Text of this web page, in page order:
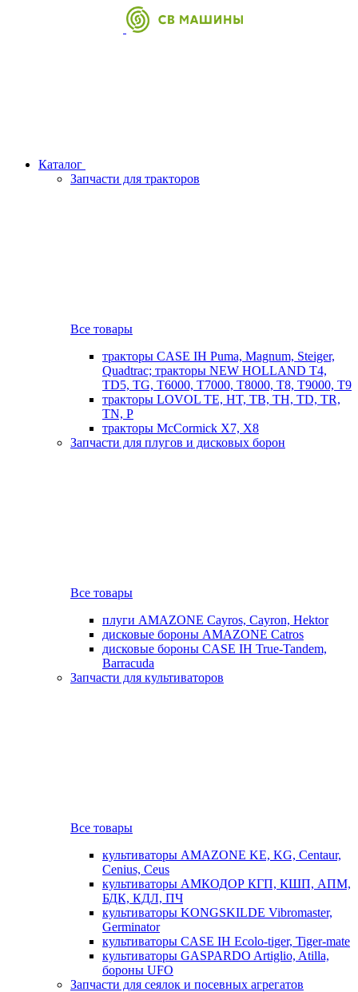
Каталог
Запчасти для тракторов
Все товары
тракторы CASE IH Puma, Magnum, Steiger,
Quadtrac; тракторы NEW HOLLAND T4,
TD5, TG, T6000, T7000, T8000, T8, T9000, T9
тракторы LOVOL TE, HT, TB, TH, TD, TR,
TN, P
тракторы McCormick X7, X8
Запчасти для плугов и дисковых борон
Все товары
плуги AMAZONE Cayros, Cayron, Hektor
дисковые бороны AMAZONE Catros
дисковые бороны CASE IH True-Tandem,
Barracuda
Запчасти для культиваторов
Все товары
культиваторы AMAZONE KE, KG, Centaur,
Cenius, Ceus
культиваторы АМКОДОР КГП, КШП, АПМ,
БДК, КДЛ, ПЧ
культиваторы KONGSKILDE Vibromaster,
Germinator
культиваторы CASE IH Ecolo-tiger, Tiger-mate
культиваторы GASPARDO Artiglio, Atilla,
бороны UFO
Запчасти для сеялок и посевных агрегатов